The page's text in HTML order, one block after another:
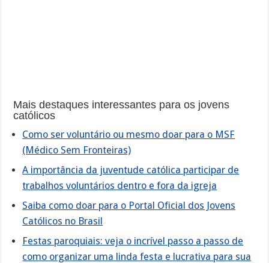
Mais destaques interessantes para os jovens
católicos
Como ser voluntário ou mesmo doar para o MSF
(Médico Sem Fronteiras)
A importância da juventude católica participar de
trabalhos voluntários dentro e fora da igreja
Saiba como doar para o Portal Oficial dos Jovens
Católicos no Brasil
Festas paroquiais: veja o incrível passo a passo de
como organizar uma linda festa e lucrativa para sua